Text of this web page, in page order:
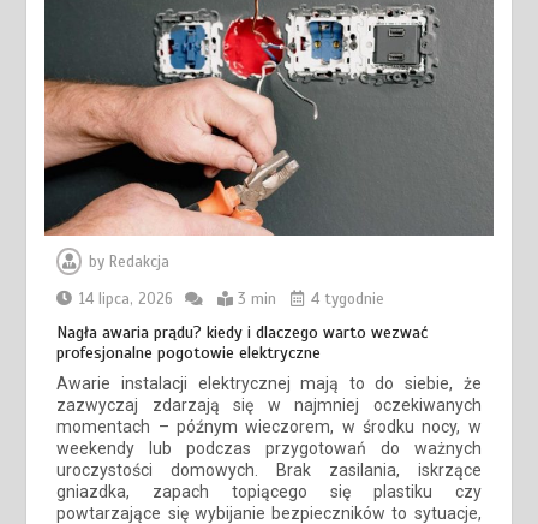
by Redakcja
14 lipca, 2026
3 min 4 tygodnie
Nagła awaria prądu? kiedy i dlaczego warto wezwać
profesjonalne pogotowie elektryczne
Awarie instalacji elektrycznej mają to do siebie, że
zazwyczaj zdarzają się w najmniej oczekiwanych
momentach – późnym wieczorem, w środku nocy, w
weekendy lub podczas przygotowań do ważnych
uroczystości domowych. Brak zasilania, iskrzące
gniazdka, zapach topiącego się plastiku czy
powtarzające się wybijanie bezpieczników to sytuacje,